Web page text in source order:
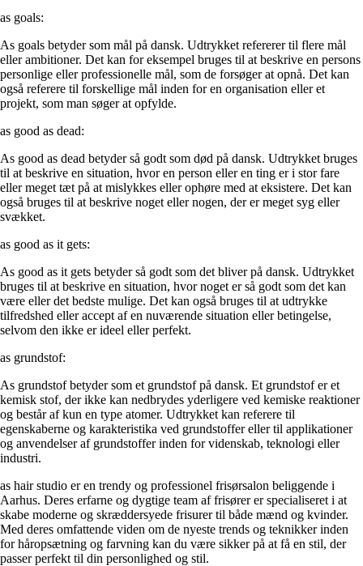
as goals:
As goals betyder som mål på dansk. Udtrykket refererer til flere mål
eller ambitioner. Det kan for eksempel bruges til at beskrive en persons
personlige eller professionelle mål, som de forsøger at opnå. Det kan
også referere til forskellige mål inden for en organisation eller et
projekt, som man søger at opfylde.
as good as dead:
As good as dead betyder så godt som død på dansk. Udtrykket bruges
til at beskrive en situation, hvor en person eller en ting er i stor fare
eller meget tæt på at mislykkes eller ophøre med at eksistere. Det kan
også bruges til at beskrive noget eller nogen, der er meget syg eller
svækket.
as good as it gets:
As good as it gets betyder så godt som det bliver på dansk. Udtrykket
bruges til at beskrive en situation, hvor noget er så godt som det kan
være eller det bedste mulige. Det kan også bruges til at udtrykke
tilfredshed eller accept af en nuværende situation eller betingelse,
selvom den ikke er ideel eller perfekt.
as grundstof:
As grundstof betyder som et grundstof på dansk. Et grundstof er et
kemisk stof, der ikke kan nedbrydes yderligere ved kemiske reaktioner
og består af kun en type atomer. Udtrykket kan referere til
egenskaberne og karakteristika ved grundstoffer eller til applikationer
og anvendelser af grundstoffer inden for videnskab, teknologi eller
industri.
as hair studio er en trendy og professionel frisørsalon beliggende i
Aarhus. Deres erfarne og dygtige team af frisører er specialiseret i at
skabe moderne og skræddersyede frisurer til både mænd og kvinder.
Med deres omfattende viden om de nyeste trends og teknikker inden
for håropsætning og farvning kan du være sikker på at få en stil, der
passer perfekt til din personlighed og stil.